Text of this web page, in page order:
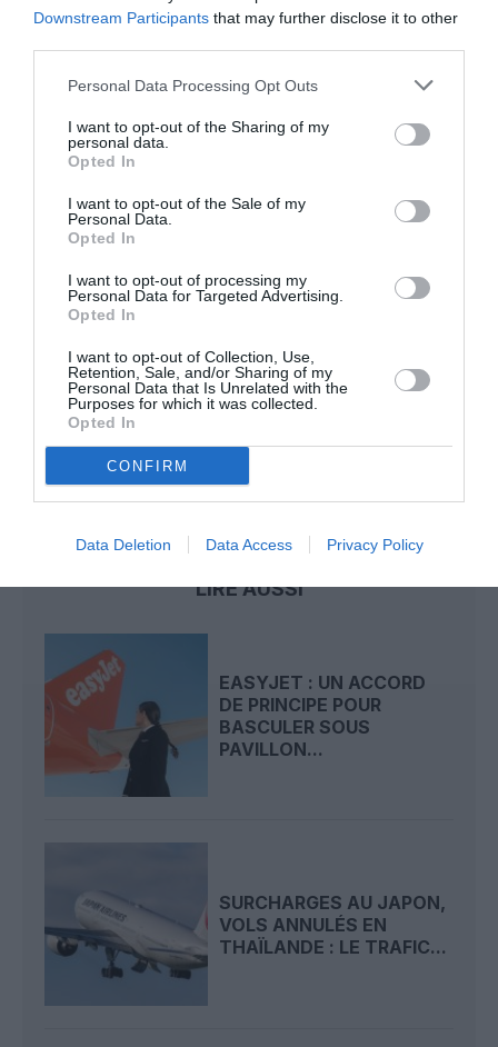
Downstream Participants that may further disclose it to other
Personal Data Processing Opt Outs
I want to opt-out of the Sharing of my
personal data.
Opted In
I want to opt-out of the Sale of my
Personal Data.
Opted In
I want to opt-out of processing my
Personal Data for Targeted Advertising.
Opted In
I want to opt-out of Collection, Use,
Retention, Sale, and/or Sharing of my
Personal Data that Is Unrelated with the
Purposes for which it was collected.
Opted In
CONFIRM
Data Deletion Data Access Privacy Policy
Manfou a commenté l'article :
Pyramides, croisières et mer Rouge : l’Égypte mise sur
une saison record malgré le contexte géopolitique
Après Emirates, Lufthansa remet en cause la réception
de Boeing 777-9 déjà construits
Air France-KLM B2B
LIRE AUSSI
EASYJET : UN ACCORD
DE PRINCIPE POUR
BASCULER SOUS
PAVILLON...
SURCHARGES AU JAPON,
VOLS ANNULÉS EN
THAÏLANDE : LE TRAFIC...